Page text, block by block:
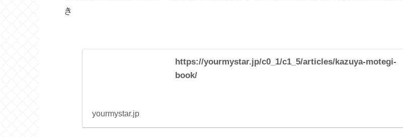
き
https://yourmystar.jp/c0_1/c1_5/articles/kazuya-motegi-
book/
yourmystar.jp